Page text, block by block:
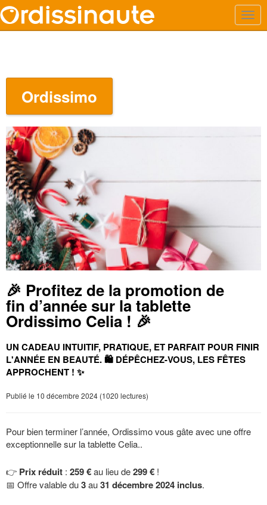
Ordissimo
🎉 Profitez de la promotion de
fin d’année sur la tablette
Ordissimo Celia ! 🎉
UN CADEAU INTUITIF, PRATIQUE, ET PARFAIT POUR FINIR
L'ANNÉE EN BEAUTÉ. 🛍️ DÉPÊCHEZ-VOUS, LES FÊTES
APPROCHENT ! ✨
Publié le 10 décembre 2024 (1020 lectures)
Pour bien terminer l’année, Ordissimo vous gâte avec une offre
exceptionnelle sur la tablette Celia..
👉 Prix réduit : 259 €au lieu de299 € !
📅 Offre valable du3au31 décembre 2024 inclus.